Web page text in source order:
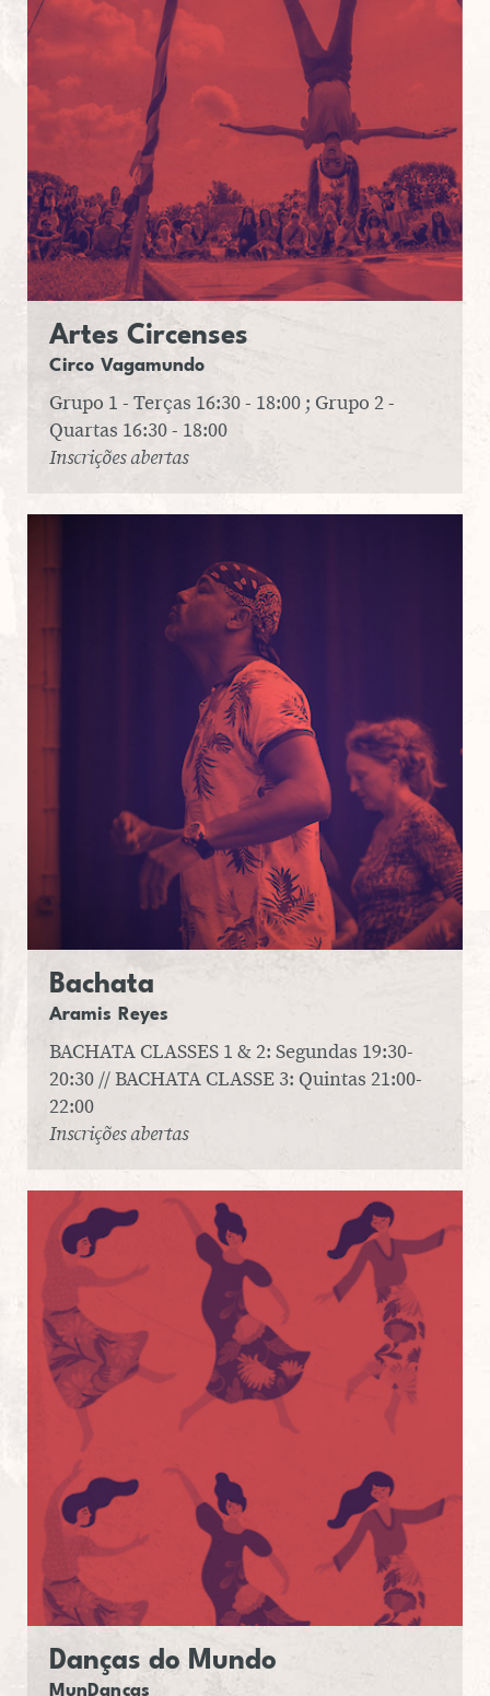
SERVIÇO EDUCATIVO
SOBRE O TEL
Artes Cir­cen­ses
Circo Va­ga­mundo
Grupo 1 - Terças 16:30 - 18:00 ; Grupo 2 -
Quartas 16:30 - 18:00
Inscrições abertas
Ba­chata
Aramis Reyes
BACHATA CLASSES 1 & 2: Segundas 19:30-
20:30 // BACHATA CLASSE 3: Quintas 21:00-
22:00
Inscrições abertas
Danças do Mundo
Mun­Dan­ças